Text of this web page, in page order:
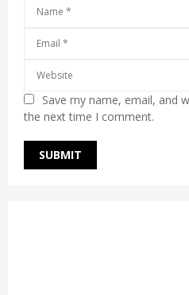
Save my name, email, and
the next time I comment.